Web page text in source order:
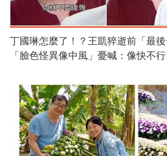
丁國琳怎麼了！？王凱猝逝前「最
「臉色怪異像中風」憂喊：像快不行